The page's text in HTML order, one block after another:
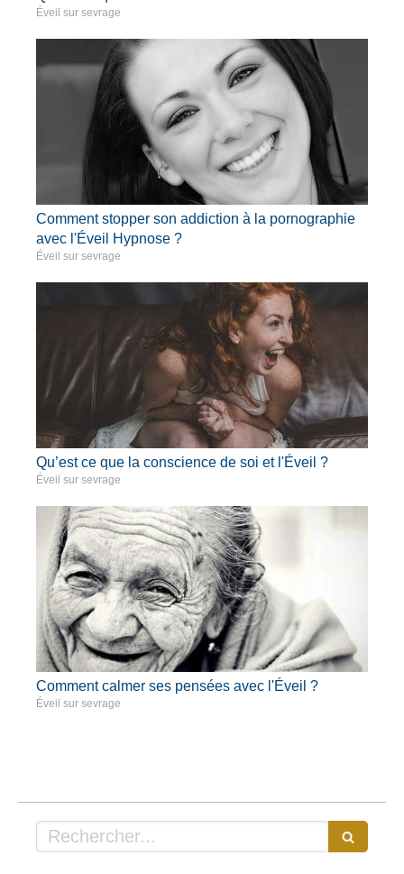
Éveil sur sevrage
Comment stopper son addiction à la pornographie
avec l'Éveil Hypnose ?
Éveil sur sevrage
Qu’est ce que la conscience de soi et l'Éveil ?
Éveil sur sevrage
Comment calmer ses pensées avec l'Éveil ?
Éveil sur sevrage
Rechercher